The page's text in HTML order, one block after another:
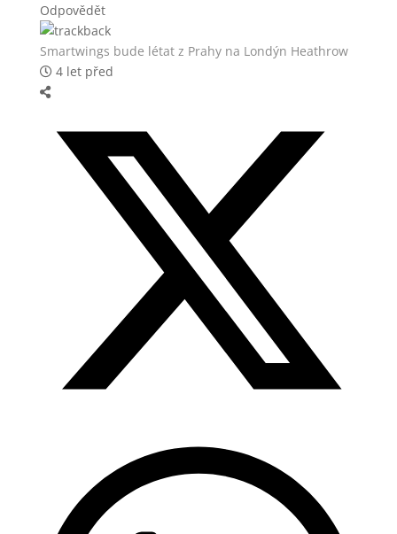
Odpovědět
Smartwings bude létat z Prahy na Londýn Heathrow
4 let před